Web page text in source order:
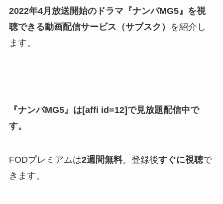
2022年4月放送開始のドラマ『ナンバMG5』を視
聴できる動画配信サービス（サブスク）
を紹介し
ます。
『ナンバMG5』は[affi id=12]で見放題配信中で
す。
FODプレミアムは2週間無料。登録後すぐに視聴で
きます。